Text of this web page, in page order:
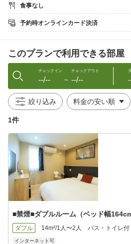
※宿より徒歩5分圏内にコンビニ・ロー
＿＿＿＿＿＿＿＿＿＿＿＿＿
トヨタレンタカー・オリックスレンタ
社台スタリオンまで送迎対応いたしま
予約時〜前日迄にメールか電話でご連
【15:30〜22:00】間、お迎え対応を承
お送りは【6:30〜9:30】に出発、他の
同乗での送迎となる場合がございます
苫小牧西港・苫小牧東港フェリーター
20分程度で富良野・道東方面に行かれ
前泊地として最適、車＆バイク駐車場
食事なし
予約時オンラインカード決済
このプランで利用できる部屋
チェックイン
--/-- 〜
チェックアウト
--/--
絞り込み
1件
■禁煙■ダブルルーム（ベッド幅
ダブル 14m²/1人〜2人 バス・トイレ付
インターネット可